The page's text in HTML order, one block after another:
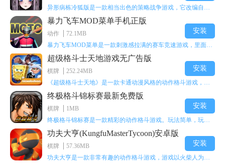
暴力飞车MOD菜单手机正版
动作
72.1MB
安装
超级格斗士天地游戏无广告版
棋牌
252.24MB
安装
终极格斗锦标赛最新免费版
棋牌
1MB
安装
功夫大亨(KungfuMasterTycoon)安卓版
棋牌
57.36MB
安装